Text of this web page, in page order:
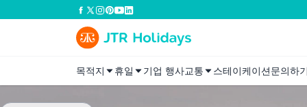
목적지 휴일 기업 행사교통 스테이케이션문의하